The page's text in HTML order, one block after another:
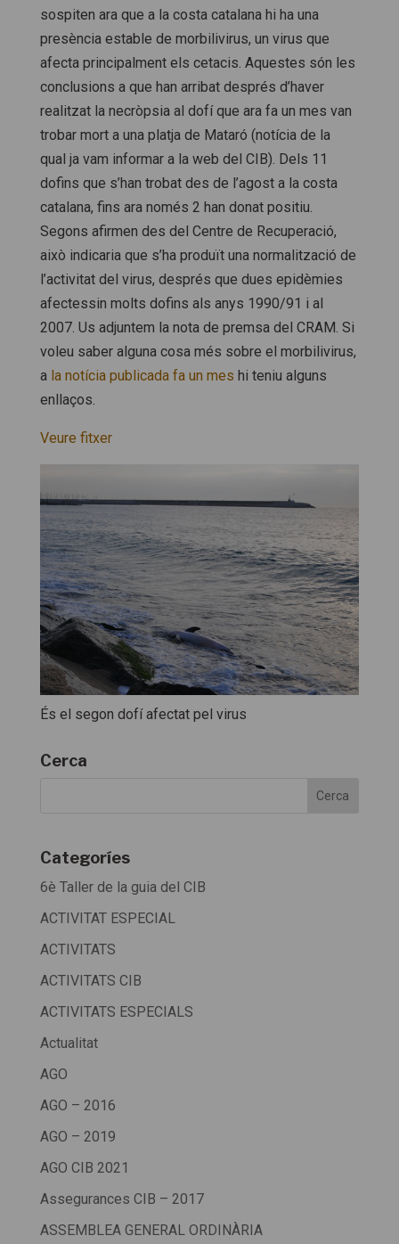
sospiten ara que a la costa catalana hi ha una
presència estable de morbilivirus, un virus que
afecta principalment els cetacis. Aquestes són les
conclusions a que han arribat després d’haver
realitzat la necròpsia al dofí que ara fa un mes van
trobar mort a una platja de Mataró (notícia de la
qual ja vam informar a la web del CIB). Dels 11
dofins que s’han trobat des de l’agost a la costa
catalana, fins ara només 2 han donat positiu.
Segons afirmen des del Centre de Recuperació,
això indicaria que s’ha produït una normalització de
l’activitat del virus, després que dues epidèmies
afectessin molts dofins als anys 1990/91 i al
2007. Us adjuntem la nota de premsa del CRAM. Si
voleu saber alguna cosa més sobre el morbilivirus,
a la notícia publicada fa un mes hi teniu alguns
enllaços.
Veure fitxer
És el segon dofí afectat pel virus
Cerca
Categoríes
6è Taller de la guia del CIB
ACTIVITAT ESPECIAL
ACTIVITATS
ACTIVITATS CIB
ACTIVITATS ESPECIALS
Actualitat
AGO
AGO – 2016
AGO – 2019
AGO CIB 2021
Assegurances CIB – 2017
ASSEMBLEA GENERAL ORDINÀRIA